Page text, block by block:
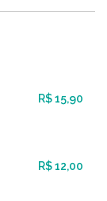
R$ 15,90
R$ 12,00